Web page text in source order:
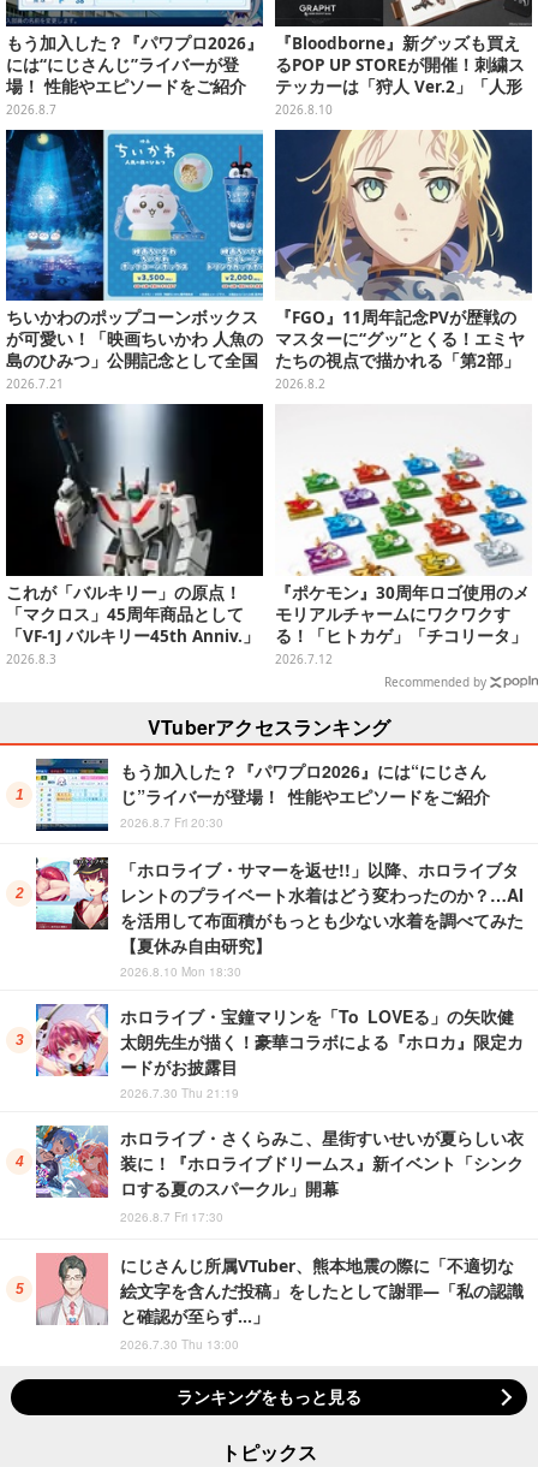
もう加入した？『パワプロ2026』
には“にじさんじ”ライバーが登
場！ 性能やエピソードをご紹介
2026.8.7
『Bloodborne』新グッズも買え
るPOP UP STOREが開催！刺繍ス
テッカーは「狩人 Ver.2」「人形
Ver.2」「時計塔のマリア Ver.2」
の3種類
2026.8.10
ちいかわのポップコーンボックス
が可愛い！「映画ちいかわ 人魚の
島のひみつ」公開記念として全国
劇場で販売決定、セイレーンドリ
ンクカップホルダーも
2026.7.21
『FGO』11周年記念PVが歴戦の
マスターに“グッ”とくる！エミヤ
たちの視点で描かれる「第2部」
の旅路
2026.8.2
これが「バルキリー」の原点！
「マクロス」45周年商品として
「VF-1J バルキリー45th Anniv.」
が予約開始
2026.8.3
『ポケモン』30周年ロゴ使用のメ
モリアルチャームにワクワクす
る！「ヒトカゲ」「チコリータ」
たち御三家や、幻のポケモンも揃
2026.7.12
Recommended by
VTuberアクセスランキング
もう加入した？『パワプロ2026』には“にじさん
じ”ライバーが登場！ 性能やエピソードをご紹介
2026.8.7 Fri 20:30
「ホロライブ・サマーを返せ!!」以降、ホロライブタ
レントのプライベート水着はどう変わったのか？…AI
を活用して布面積がもっとも少ない水着を調べてみた
【夏休み自由研究】
2026.8.10 Mon 18:30
ホロライブ・宝鐘マリンを「To LOVEる」の矢吹健
太朗先生が描く！豪華コラボによる『ホロカ』限定カ
ードがお披露目
2026.7.30 Thu 21:19
ホロライブ・さくらみこ、星街すいせいが夏らしい衣
装に！『ホロライブドリームス』新イベント「シンク
ロする夏のスパークル」開幕
2026.8.7 Fri 17:30
にじさんじ所属VTuber、熊本地震の際に「不適切な
絵文字を含んだ投稿」をしたとして謝罪―「私の認識
と確認が至らず…」
2026.7.30 Thu 13:00
ランキングをもっと見る
トピックス